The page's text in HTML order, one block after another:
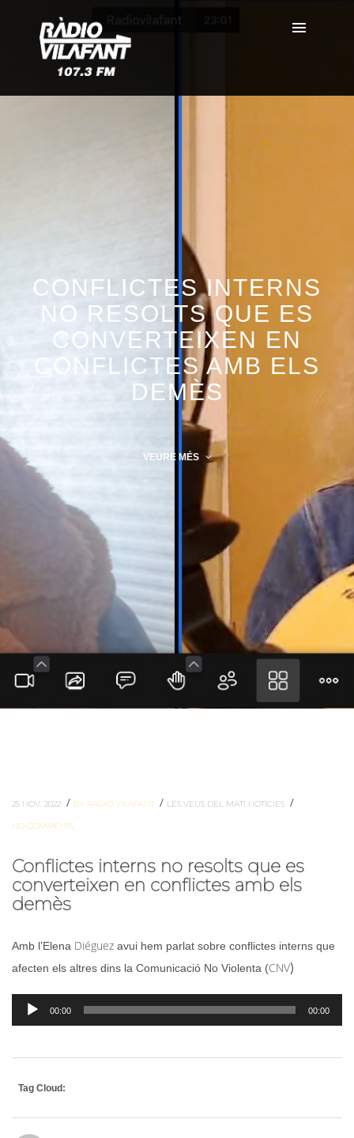
CONFLICTES INTERNS
NO RESOLTS QUE ES
CONVERTEIXEN EN
CONFLICTES AMB ELS
DEMÈS
VEURE MÉS
25 NOV. 2022 / BY RADIO VILAFANT / LES VEUS DEL MATÍ NOTÍCIES /
NO COMMENTS
Conflictes interns no resolts que es
converteixen en conflictes amb els
demès
Amb l’Elena Diéguez avui hem parlat sobre conflictes interns que
afecten els altres dins la Comunicació No Violenta (CNV)
Reproductor
d'àudio
00:00 00:00
Tag Cloud: